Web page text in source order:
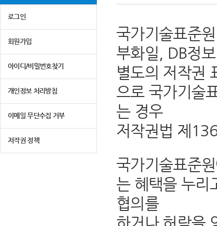
로그인
회원가입
아이디/비밀번호찾기
개인정보 처리방침
이메일 무단수집 거부
저작권 정책
국가기술표준
부화일, DB정
별도의 저작권
으로 국가기술
는 경우
저작권법 제
국가기술표준
는 혜택을 누리
협의를